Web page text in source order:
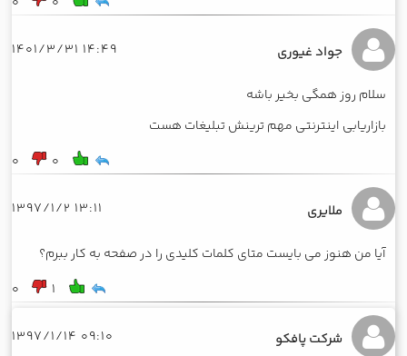
جواد غیوری 14:49 1401/3/31
سلام روز همگی بخیر باشه
بازاریابی اینترنتی مهم ترینش تبلیغات هست
0
0
ملایری 13:11 1397/1/2
آیا من هنوز می بایست متای کلمات کلیدی را در صفحه به کار ببرم؟
1
0
شرکت پافکو 09:10 1397/1/14